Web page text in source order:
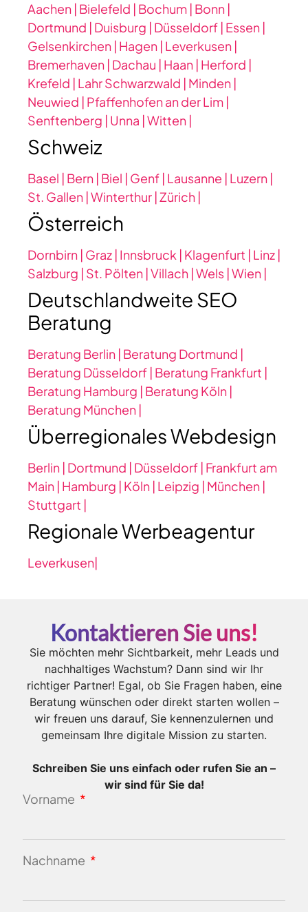
Aachen | Bielefeld | Bochum | Bonn |
Dortmund | Duisburg | Düsseldorf | Essen |
Gelsenkirchen | Hagen | Leverkusen |
Bremerhaven | Dachau | Haan | Herford |
Krefeld | Lahr Schwarzwald | Minden |
Neuwied | Pfaffenhofen an der Lim |
Senftenberg | Unna |Witten |
Schweiz
Basel | Bern | Biel | Genf | Lausanne | Luzern |
St. Gallen |Winterthur |Zürich |
Österreich
Dornbirn | Graz | Innsbruck | Klagenfurt | Linz |
Salzburg | St. Pölten |Villach |Wels |Wien |
Deutschlandweite SEO
Beratung
Beratung Berlin | Beratung Dortmund |
Beratung Düsseldorf | Beratung Frankfurt |
Beratung Hamburg | Beratung Köln |
Beratung München |
Überregionales Webdesign
Berlin | Dortmund | Düsseldorf | Frankfurt am
Main | Hamburg | Köln | Leipzig | München |
Stuttgart |
Regionale Werbeagentur
Leverkusen|
Kontaktieren Sie uns!
Sie möchten mehr Sichtbarkeit, mehr Leads und
nachhaltiges Wachstum? Dann sind wir Ihr
richtiger Partner! Egal, ob Sie Fragen haben, eine
Beratung wünschen oder direkt starten wollen –
wir freuen uns darauf, Sie kennenzulernen und
gemeinsam Ihre digitale Mission zu starten.
Schreiben Sie uns einfach oder rufen Sie an –
wir sind für Sie da!
Vorname
Nachname